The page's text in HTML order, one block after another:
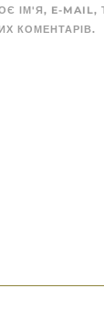
ІМ'Я, E-
КОМЕНТАРІВ.